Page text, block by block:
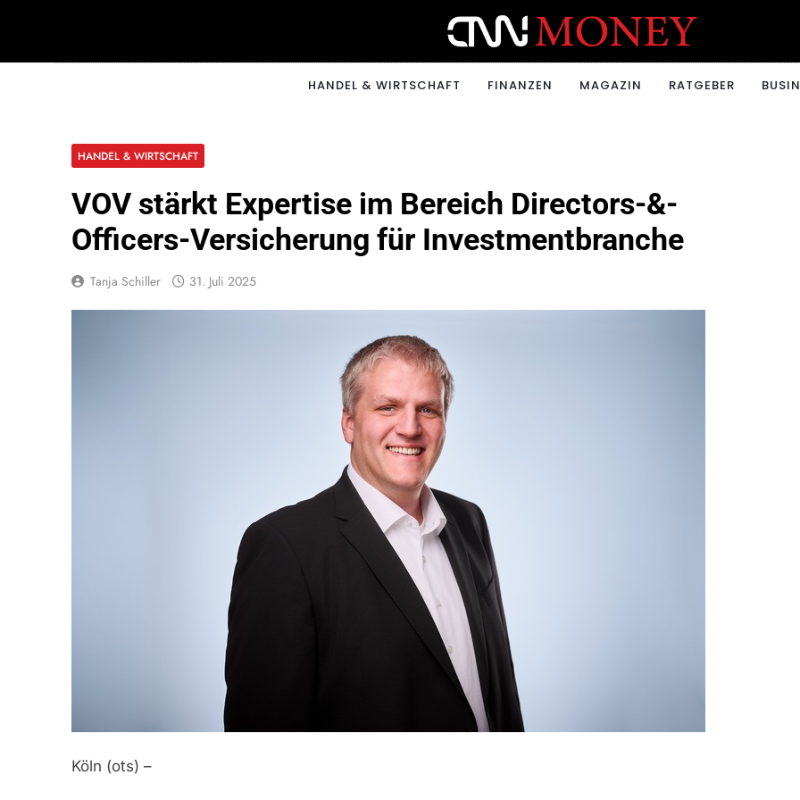
CNNMONEY.CH
HANDEL & WIRTSCHAFT FINANZEN MAGAZIN RATGEBER
HANDEL & WIRTSCHAFT
VOV stärkt Expertise im Bereich Directors-&-
Officers-Versicherung für Investmentbranche
Tanja Schiller 31. Juli 2025
Köln (ots) –